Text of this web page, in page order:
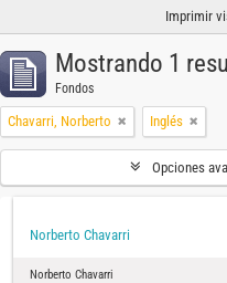
Imprimir
Mostrando 1
Fondos
Chavarri, Norberto Inglés
Opciones
Norberto Chavarri
Norberto Chavarri